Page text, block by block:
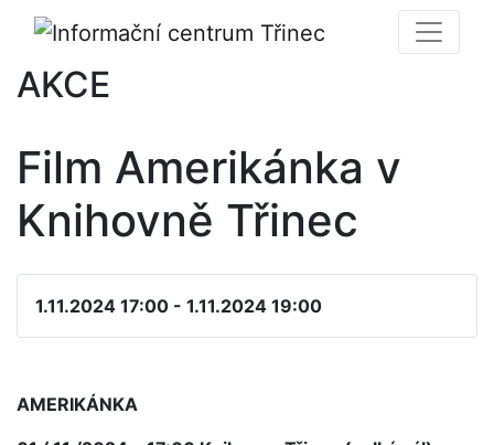
AKCE
Film Amerikánka v
Knihovně Třinec
1.11.2024 17:00 - 1.11.2024 19:00
AMERIKÁNKA